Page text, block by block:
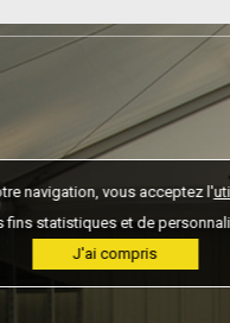
navigation, vous acceptez l'
fins statistiques et de
J'ai compris